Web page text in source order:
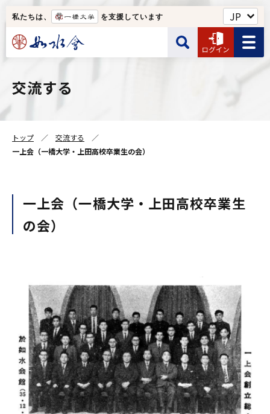
私たちは、 を支援しています
如水会館・一橋クラブなど
如水会について
サイト内検索
ユーザー名
ユーザー名の入力は半角です。
パスワードがわからない方はこちら
ユーザー名がわからない・メールアドレス未登録の方
はこちら
ユーザー名とパスワードは、当会ホームページ
交流する
トップ
交流する
一上会（一橋大学・上田高校卒業生の会）
一上会（一橋大学・上田高校卒業生
の会）